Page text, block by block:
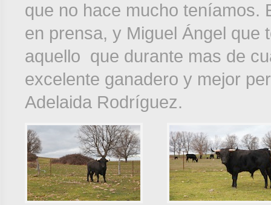
que no hace mucho teníamos.
en prensa, y Miguel Ángel que
aquello que durante mas de
excelente ganadero y mejor
Adelaida Rodríguez.